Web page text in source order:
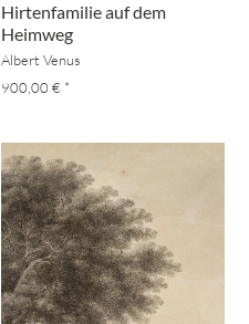
Hirtenfamilie auf dem
Heimweg
Albert Venus
900,00 € *